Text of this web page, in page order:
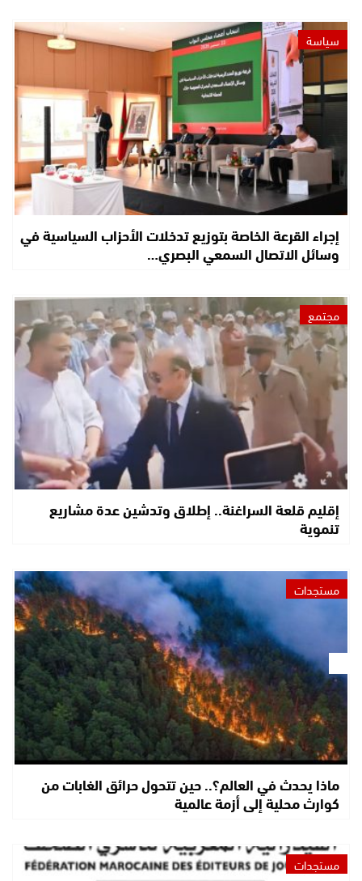
سياسة
إجراء القرعة الخاصة بتوزيع تدخلات الأحزاب السياسية في
وسائل الاتصال السمعي البصري…
مجتمع
إقليم قلعة السراغنة.. إطلاق وتدشين عدة مشاريع
تنموية
مستجدات
ماذا يحدث في العالم؟.. حين تتحول حرائق الغابات من
كوارث محلية إلى أزمة عالمية
مستجدات